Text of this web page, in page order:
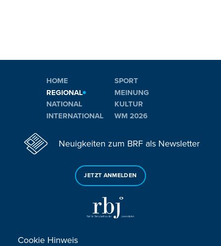
HOME
REGIONAL
NATIONAL
INTERNATIONAL
SPORT
MEINUNG
KULTUR
WM 2026
Neuigkeiten zum BRF als Newsletter
JETZT ANMELDEN
Sie haben noch Fragen oder Anmerkungen?
Cookie Hinweis